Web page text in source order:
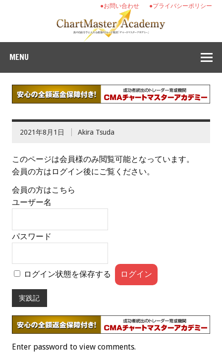
●プライバシーポリシー
●お問い合わせ
MENU
2021年8月1日 Akira Tsuda
このページは会員様のみ閲覧可能となっています。
会員の方はログイン後にご覧ください。
会員の方はこちら
ユーザー名
パスワード
ログイン状態を保存する
実践記
Enter password to view comments.